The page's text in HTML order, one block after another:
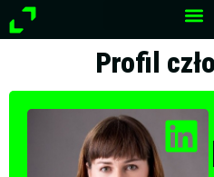
Przejdź
do
Profil